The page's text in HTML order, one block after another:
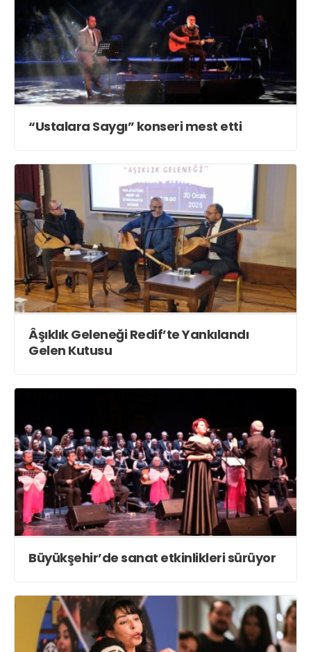
“Ustalara Saygı” konseri mest etti
Âşıklık Geleneği Redif’te Yankılandı
Gelen Kutusu
Büyükşehir’de sanat etkinlikleri sürüyor